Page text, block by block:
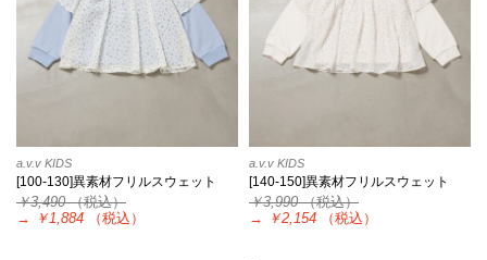
a.v.v KIDS
[100-130]異素材フリルスウェット
￥3,490（税込）
→
￥1,884 （税込）
a.v.v KIDS
[140-150]異素材フリルスウェット
￥3,990（税込）
→
￥2,154 （税込）